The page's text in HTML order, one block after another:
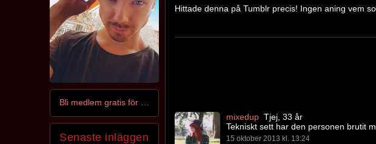
Senaste inläggen
Hittade denna på Tumblr precis! Ingen aning vem
mixedup Tjej, 33 år
Tekniskt sett har den personen brutit
15 oktober 2013 kl. 13:24